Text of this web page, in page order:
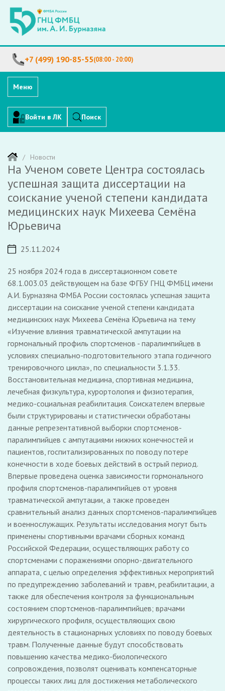
+7 (499) 190-85-55(08:00 - 20:00)
Меню
Войти в ЛК Поиск
Новости
На Ученом совете Центра состоялась
успешная защита диссертации на
соискание ученой степени кандидата
медицинских наук Михеева Семёна
Юрьевича
25.11.2024
25 ноября 2024 года в диссертационном совете
68.1.003.03 действующем на базе ФГБУ ГНЦ ФМБЦ имени
А.И. Бурназяна ФМБА России состоялась успешная защита
диссертации на соискание ученой степени кандидата
медицинских наук Михеева Семёна Юрьевича на тему
«Изучение влияния травматической ампутации на
гормональный профиль спортсменов - паралимпийцев в
условиях специально-подготовительного этапа годичного
тренировочного цикла», по специальности 3.1.33.
Восстановительная медицина, спортивная медицина,
лечебная физкультура, курортология и физиотерапия,
медико-социальная реабилитация. Соискателем впервые
были структурированы и статистически обработаны
данные репрезентативной выборки спортсменов-
паралимпийцев с ампутациями нижних конечностей и
пациентов, госпитализированных по поводу потере
конечности в ходе боевых действий в острый период.
Впервые проведена оценка зависимости гормонального
профиля спортсменов-паралимпийцев от уровня
травматической ампутации, а также проведен
сравнительный анализ данных спортсменов-паралимпийцев
и военнослужащих. Результаты исследования могут быть
применены спортивными врачами сборных команд
Российской Федерации, осуществляющих работу со
спортсменами с поражениями опорно-двигательного
аппарата, с целью определения эффективных мероприятий
по предупреждению заболеваний и травм, реабилитации, а
также для обеспечения контроля за функциональным
состоянием спортсменов-паралимпийцев; врачами
хирургического профиля, осуществляющих свою
деятельность в стационарных условиях по поводу боевых
травм. Полученные данные будут способствовать
повышению качества медико-биологического
сопровождения, позволят оценивать компенсаторные
процессы таких лиц для достижения метаболического